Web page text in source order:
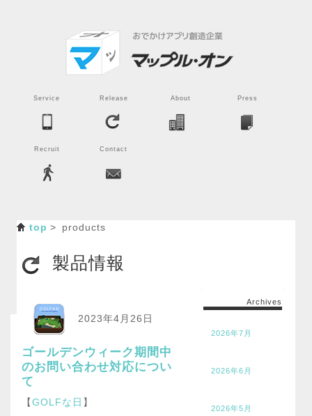
Service Release About Press
Recruit Contact
top products
製品情報
2023年4月26日
ゴールデンウィーク期間中
のお問い合わせ対応につい
て
【GOLFな日 】
Archives
2026年7月
2026年6月
2026年5月